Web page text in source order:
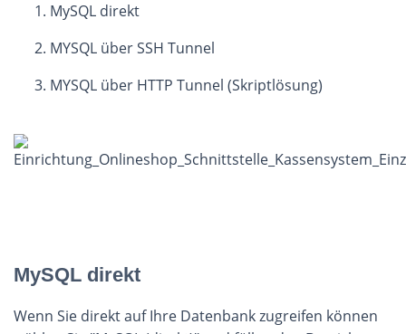
MySQL direkt
MYSQL über SSH Tunnel
MYSQL über HTTP Tunnel (Skriptlösung)
MySQL direkt
Wenn Sie direkt auf Ihre Datenbank zugreifen können